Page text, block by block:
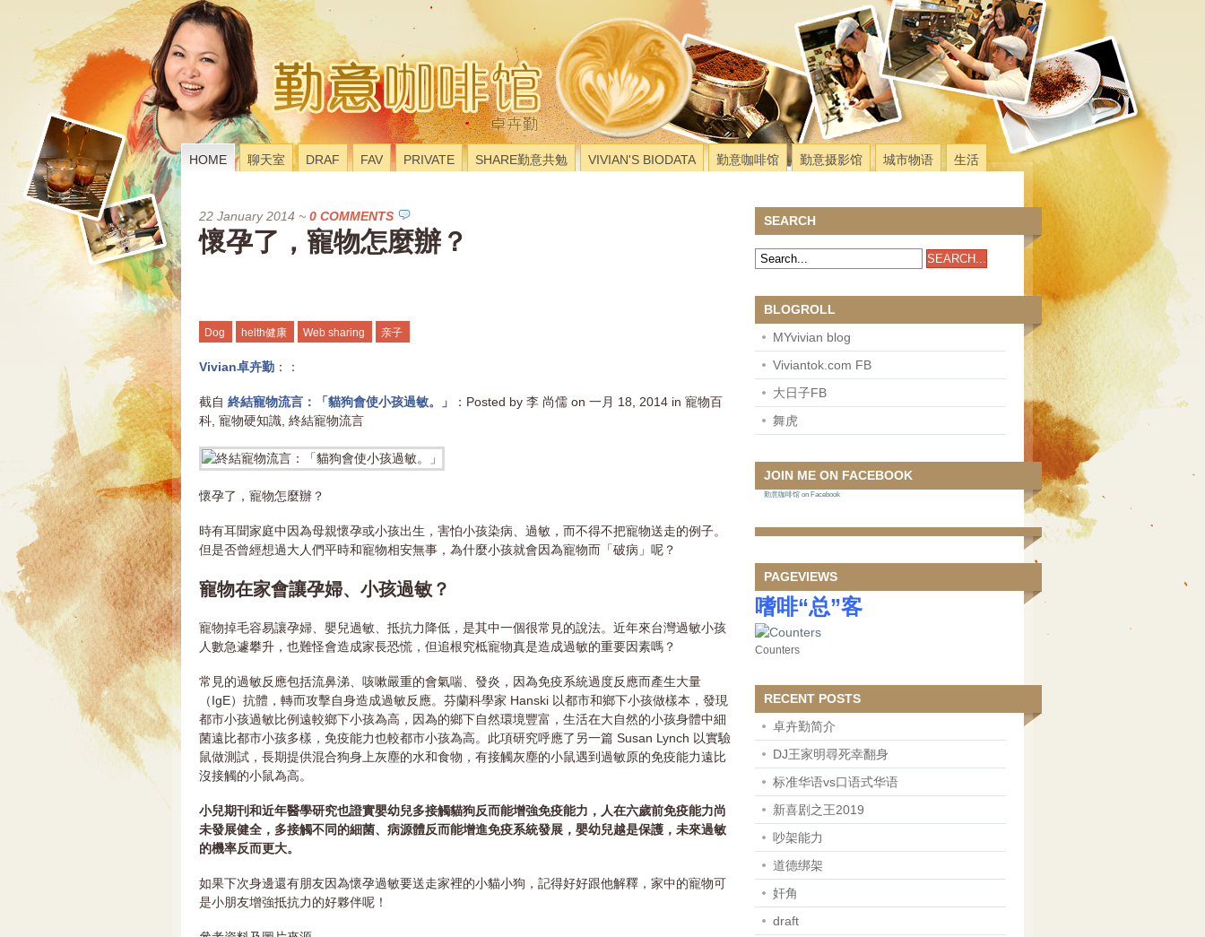
HOME 聊天室 DRAF FAV PRIVATE SHARE勤意共勉 VIVIAN'S BIODATA 勤意咖啡馆 勤意摄影馆 城市物语 生活
22 January 2014 ~ 0 COMMENTS
懷孕了，寵物怎麼辦？
Dog helth健康 Web sharing 亲子
Vivian卓卉勤 ： ：
截自 終結寵物流言：「貓狗會使小孩過敏。」
：Posted by 李 尚儒 on 一月 18, 2014 in 寵物百
科, 寵物硬知識, 終結寵物流言
懷孕了，寵物怎麼辦？
時有耳聞家庭中因為母親懷孕或小孩出生，害怕小孩染病、過敏，而不得不把寵物送走的例子。
但是否曾經想過大人們平時和寵物相安無事，為什麼小孩就會因為寵物而「破病」呢？
寵物在家會讓孕婦、小孩過敏？
​寵物掉毛容易讓孕婦、嬰兒過敏、抵抗力降低，是其中一個很常見的說法。近年來台灣過敏小孩
人數急遽攀升，也難怪會造成家長恐慌，但追根究柢寵物真是造成過敏的重要因素嗎？
​常見的過敏反應包括流鼻涕、咳嗽嚴重的會氣喘、發炎，因為免疫系統過度反應而產生大量
（IgE）抗體，轉而攻擊自身造成過敏反應。芬蘭科學家 Hanski 以都市和鄉下小孩做樣本，發現
都市小孩過敏比例遠較鄉下小孩為高，因為的鄉下自然環境豐富，生活在大自然的小孩身體中細
菌遠比都市小孩多樣，免疫能力也較都市小孩為高。此項研究呼應了另一篇 Susan Lynch 以實驗
鼠做測試，長期提供混合狗身上灰塵的水和食物，有接觸灰塵的小鼠遇到過敏原的免疫能力遠比
沒接觸的小鼠為高。
小兒期刊和近年醫學研究也證實嬰幼兒多接觸貓狗反而能增強免疫能力，人在六歲前免疫能力尚
未發展健全，多接觸不同的細菌、病源體反而能增進免疫系統發展，嬰幼兒越是保護，未來過敏
的機率反而更大。
如果下次身邊還有朋友因為懷孕過敏要送走家裡的小貓小狗，記得好好跟他解釋，家中的寵物可
是小朋友增強抵抗力的好夥伴呢！
SEARCH
BLOGROLL
MYvivian blog
Viviantok.com FB
大日子FB
舞虎
JOIN ME ON FACEBOOK
勤意咖啡馆 on Facebook
PAGEVIEWS
嗜啡“总”客
Counters
RECENT POSTS
卓卉勤简介
DJ王家明尋死幸翻身
标准华语vs口语式华语
新喜剧之王2019
吵架能力
道德绑架
奸角
draft